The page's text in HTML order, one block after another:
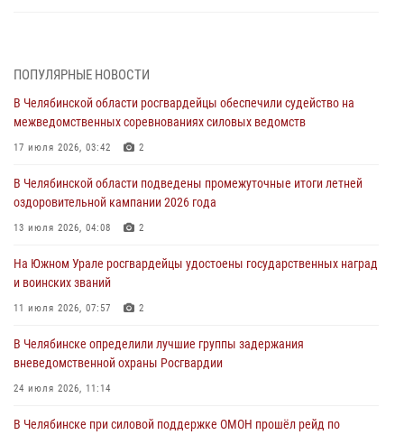
03 августа 2026, 09:22 1
Авиация Росгвардии совершила более 250 санитарных вылетов в
Донецкой Народной Республике
31 июля 2026, 11:33
Росгвардия обеспечивает безопасность граждан на южном
направлении
31 июля 2026, 11:32
В Уральском округе Росгвардии состоялось заседание
оперативного штаба
30 июля 2026, 10:53
ПОПУЛЯРНЫЕ НОВОСТИ
В Челябинской области росгвардейцы обеспечили судейство на
межведомственных соревнованиях силовых ведомств
17 июля 2026, 03:42 2
В Челябинской области подведены промежуточные итоги летней
оздоровительной кампании 2026 года
13 июля 2026, 04:08 2
На Южном Урале росгвардейцы удостоены государственных наград
и воинских званий
11 июля 2026, 07:57 2
В Челябинске определили лучшие группы задержания
вневедомственной охраны Росгвардии
24 июля 2026, 11:14
В Челябинске при силовой поддержке ОМОН прошёл рейд по